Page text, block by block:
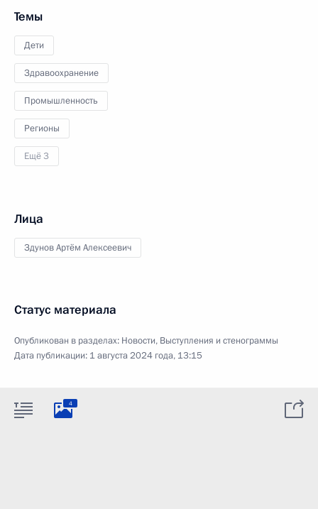
Темы
Дети
Здравоохранение
Промышленность
Регионы
Ещё 3
Лица
Здунов Артём Алексеевич
Статус материала
Опубликован в разделах: Новости, Выступления и стенограммы
Дата публикации: 1 августа 2024 года, 13:15
4